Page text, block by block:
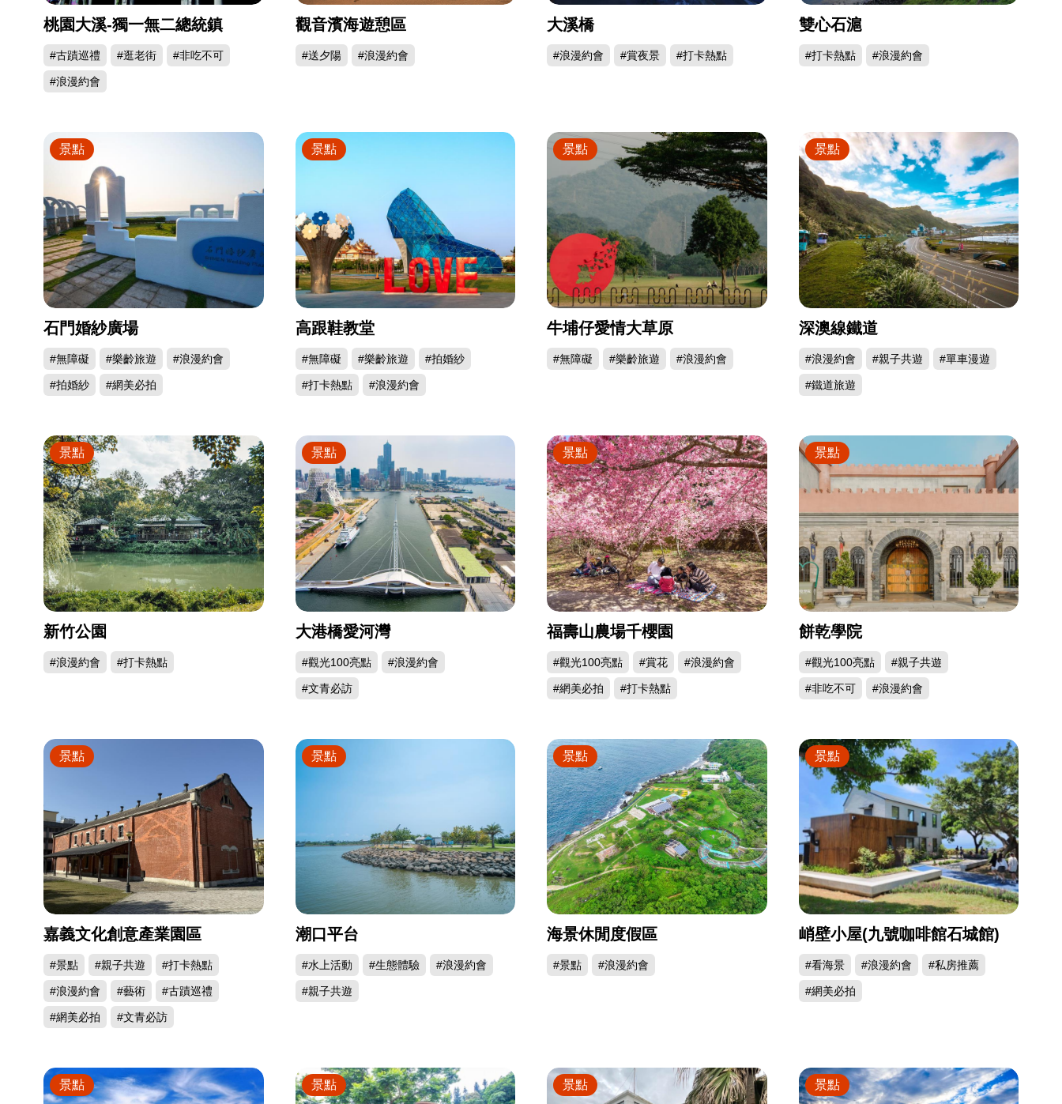
桃園大溪-獨一無二總統鎮
#古蹟巡禮 #逛老街 #非吃不可
#浪漫約會
觀音濱海遊憩區
#送夕陽 #浪漫約會
大溪橋
#浪漫約會 #賞夜景 #打卡熱點
雙心石滬
#打卡熱點 #浪漫約會
石門婚紗廣場
#無障礙 #樂齡旅遊 #浪漫約會
#拍婚紗 #網美必拍
景點
高跟鞋教堂
#無障礙 #樂齡旅遊 #拍婚紗
#打卡熱點 #浪漫約會
景點
牛埔仔愛情大草原
#無障礙 #樂齡旅遊 #浪漫約會
景點
深澳線鐵道
#浪漫約會 #親子共遊 #單車漫遊
#鐵道旅遊
景點
新竹公園
#浪漫約會 #打卡熱點
景點
大港橋愛河灣
#觀光100亮點 #浪漫約會
#文青必訪
景點
福壽山農場千櫻園
#觀光100亮點 #賞花 #浪漫約會
#網美必拍 #打卡熱點
景點
餅乾學院
#觀光100亮點 #親子共遊
#非吃不可 #浪漫約會
景點
嘉義文化創意產業園區
#景點 #親子共遊 #打卡熱點
#浪漫約會 #藝術 #古蹟巡禮
#網美必拍 #文青必訪
景點
潮口平台
#水上活動 #生態體驗 #浪漫約會
#親子共遊
景點
海景休閒度假區
#景點 #浪漫約會
景點
峭壁小屋(九號咖啡館石城館)
#看海景 #浪漫約會 #私房推薦
#網美必拍
景點
景點 景點 景點 景點